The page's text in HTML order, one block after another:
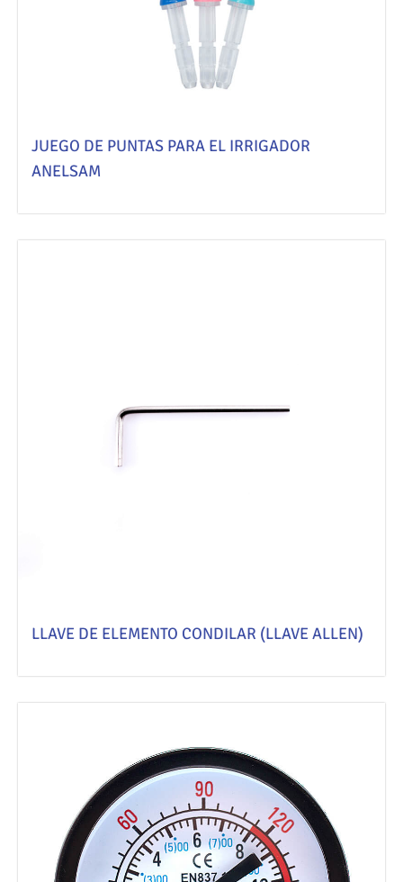
JUEGO DE PUNTAS PARA EL IRRIGADOR
ANELSAM
LLAVE DE ELEMENTO CONDILAR (LLAVE ALLEN)